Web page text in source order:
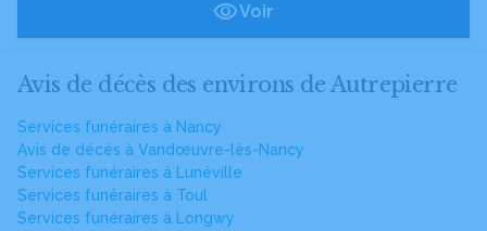
Voir
Avis de décès des environs de Autrepierre
Services funéraires à Nancy
Avis de décès à Vandœuvre-lès-Nancy
Services funéraires à Lunéville
Services funéraires à Toul
Services funéraires à Longwy